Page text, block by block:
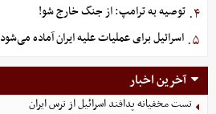
۴. توصیه به ترامپ: از جنگ خارج شو!
۵. اسرائیل برای عملیات علیه ایران آماده می‌شود
آخرین اخبار
تست مخفیانه پدافند اسرائیل از ترس ایران